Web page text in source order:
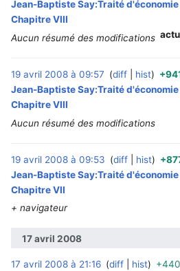
Jean-Baptiste Say:Traité
Chapitre VIII
Aucun résumé des modifications
19 avril 2008 à 09:57 diff hist
Jean-Baptiste Say:Traité
Chapitre VIII
Aucun résumé des modifications
19 avril 2008 à 09:53 diff hist
Jean-Baptiste Say:Traité
Chapitre VII
+ navigateur
17 avril 2008
17 avril 2008 à 21:16 diff hist +440